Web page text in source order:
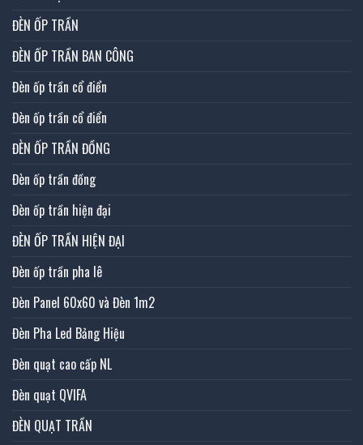
ĐÈN ỐP TRẦN
ĐÈN ỐP TRẦN BAN CÔNG
Đèn ốp trần cổ điển
Đèn ốp trần cổ điển
ĐÈN ỐP TRẦN ĐỒNG
Đèn ốp trần đồng
Đèn ốp trần hiện đại
ĐÈN ỐP TRẦN HIỆN ĐẠI
Đèn ốp trần pha lê
Đèn Panel 60x60 và Đèn 1m2
Đèn Pha Led Bảng Hiệu
Đèn quạt cao cấp NL
Đèn quạt QVIFA
ĐÈN QUẠT TRẦN